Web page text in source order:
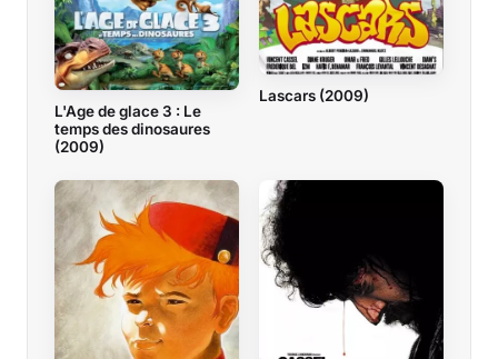
L'Age de glace 3 : Le
temps des dinosaures
(2009)
Lascars (2009)